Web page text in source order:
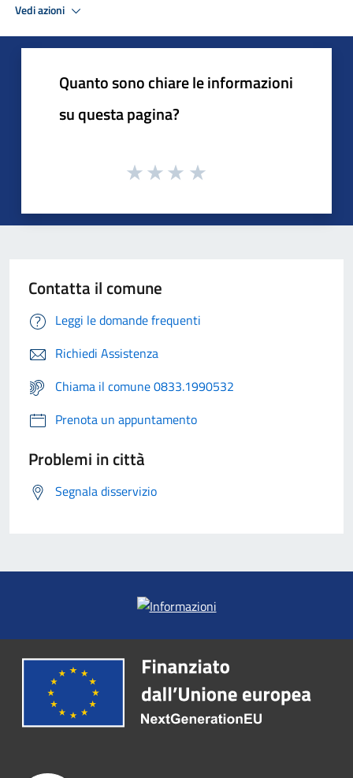
Vedi azioni
Quanto sono chiare le informazioni
su questa pagina?
Contatta il comune
Leggi le domande frequenti
Richiedi Assistenza
Chiama il comune 0833.1990532
Prenota un appuntamento
Problemi in città
Segnala disservizio